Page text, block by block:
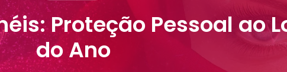
Proteção Pessoal ao
do Ano